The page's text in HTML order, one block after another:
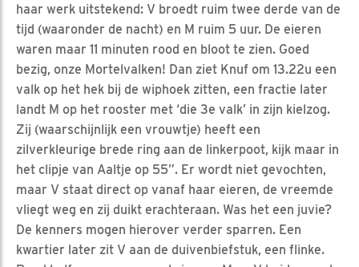
haar werk uitstekend: V broedt ruim twee derde van de
tijd (waaronder de nacht) en M ruim 5 uur. De eieren
waren maar 11 minuten rood en bloot te zien. Goed
bezig, onze Mortelvalken! Dan ziet Knuf om 13.22u een
valk op het hek bij de wiphoek zitten, een fractie later
landt M op het rooster met ‘die 3e valk’ in zijn kielzog.
Zij (waarschijnlijk een vrouwtje) heeft een
zilverkleurige brede ring aan de linkerpoot, kijk maar in
het clipje van Aaltje op 55”. Er wordt niet gevochten,
maar V staat direct op vanaf haar eieren, de vreemde
vliegt weg en zij duikt erachteraan. Was het een juvie?
De kenners mogen hierover verder sparren. Een
kwartier later zit V aan de duivenbiefstuk, een flinke.